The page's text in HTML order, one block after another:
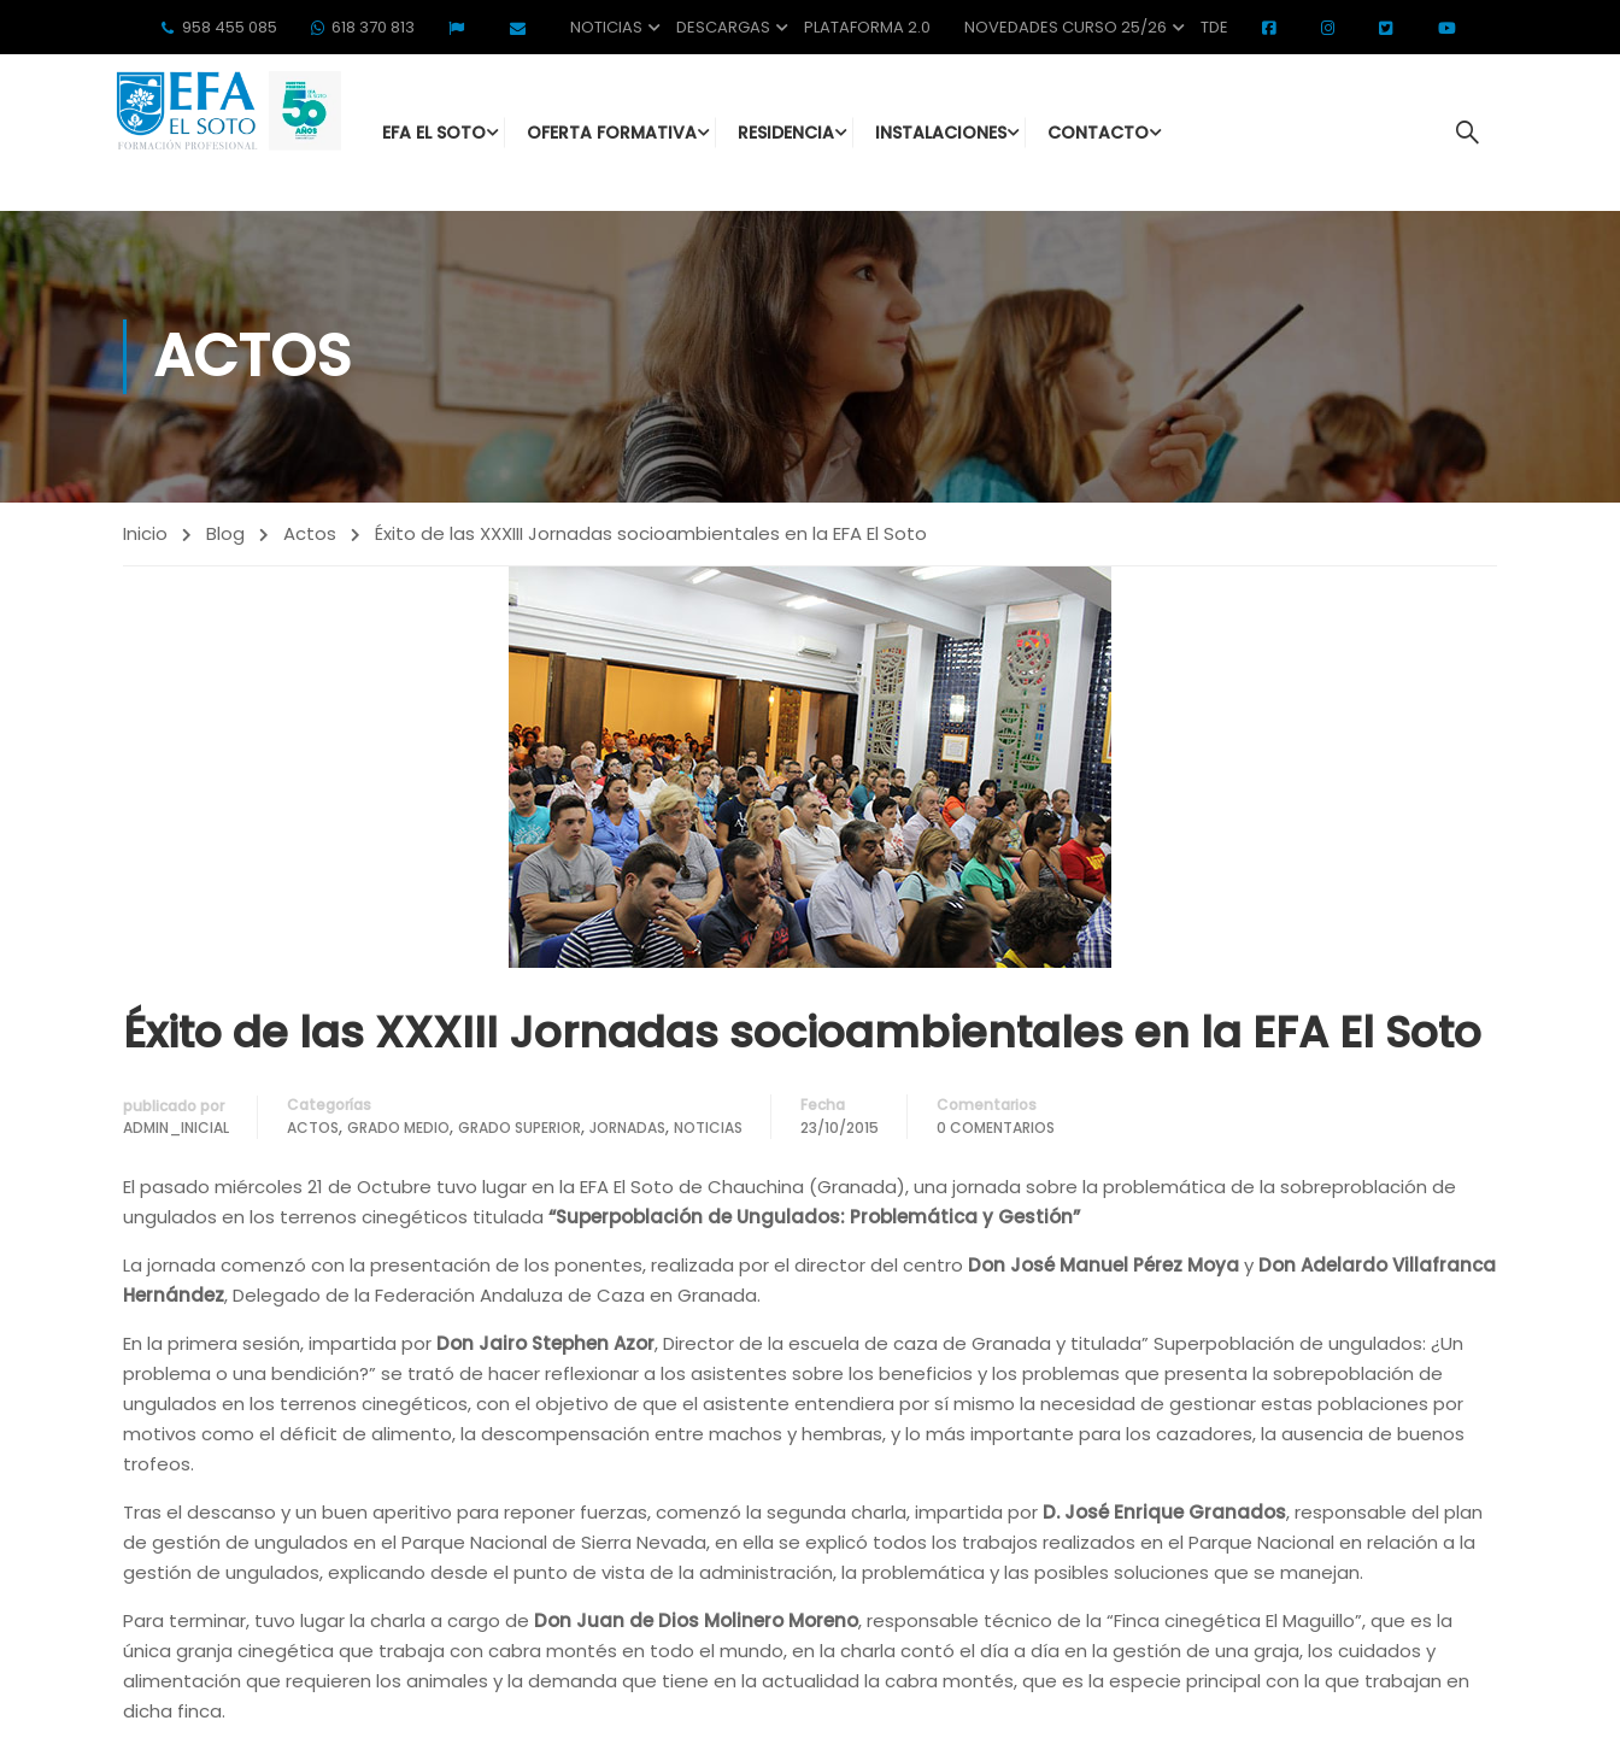
958 455 085 618 370 813 NOTICIAS DESCARGAS PLATAFORMA 2.0 NOVEDADES CURSO 25/26 TDE
EFA EL SOTO OFERTA FORMATIVA RESIDENCIA INSTALACIONES CONTACTO
ACTOS
Inicio Blog Actos Éxito de las XXXIII Jornadas socioambientales en la EFA El Soto
Éxito de las XXXIII Jornadas socioambientales en la EFA El Soto
publicado por
ADMIN_INICIAL
Categorías
ACTOS, GRADO MEDIO, GRADO SUPERIOR, JORNADAS, NOTICIAS
Fecha
23/10/2015
Comentarios
0 COMENTARIOS
El pasado miércoles 21 de Octubre tuvo lugar en la EFA El Soto de Chauchina (Granada), una jornada sobre la problemática de la sobreproblación de
ungulados en los terrenos cinegéticos titulada “Superpoblación de Ungulados: Problemática y Gestión”
La jornada comenzó con la presentación de los ponentes, realizada por el director del centro Don José Manuel Pérez Moyay Don Adelardo Villafranca
Hernández, Delegado de la Federación Andaluza de Caza en Granada.
En la primera sesión, impartida por Don Jairo Stephen Azor, Director de la escuela de caza de Granada y titulada” Superpoblación de ungulados: ¿Un
problema o una bendición?” se trató de hacer reflexionar a los asistentes sobre los beneficios y los problemas que presenta la sobrepoblación de
ungulados en los terrenos cinegéticos, con el objetivo de que el asistente entendiera por sí mismo la necesidad de gestionar estas poblaciones por
motivos como el déficit de alimento, la descompensación entre machos y hembras, y lo más importante para los cazadores, la ausencia de buenos
trofeos.
Tras el descanso y un buen aperitivo para reponer fuerzas, comenzó la segunda charla, impartida por D. José Enrique Granados, responsable del plan
de gestión de ungulados en el Parque Nacional de Sierra Nevada, en ella se explicó todos los trabajos realizados en el Parque Nacional en relación a la
gestión de ungulados, explicando desde el punto de vista de la administración, la problemática y las posibles soluciones que se manejan.
Para terminar, tuvo lugar la charla a cargo de Don Juan de Dios Molinero Moreno, responsable técnico de la “Finca cinegética El Maguillo”, que es la
única granja cinegética que trabaja con cabra montés en todo el mundo, en la charla contó el día a día en la gestión de una graja, los cuidados y
alimentación que requieren los animales y la demanda que tiene en la actualidad la cabra montés, que es la especie principal con la que trabajan en
dicha finca.